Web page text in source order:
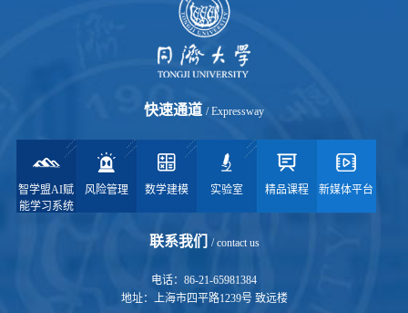
快速通道 / Expressway
智学盟AI赋
能学习系统
风险管理 数学建模 实验室 精品课程 新媒体平台
联系我们 / contact us
电话：86-21-65981384
地址：上海市四平路1239号 致远楼